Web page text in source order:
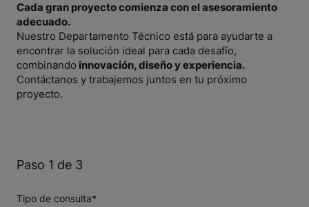
Cada gran proyecto comienza con el asesoramiento
adecuado.
Nuestro Departamento Técnico está para ayudarte a
encontrar la solución ideal para cada desafío,
combinando innovación, diseño y experiencia.
Contáctanos y trabajemos juntos en tu próximo
proyecto.
Paso 1 de 3
Tipo de consulta*